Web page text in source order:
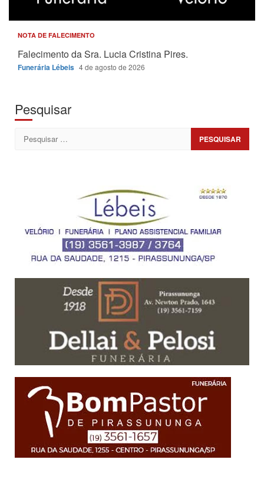
NOTA DE FALECIMENTO
Falecimento da Sra. Lucia Cristina Pires.
Funerária Lébeis 4 de agosto de 2026
Pesquisar
Pesquisar